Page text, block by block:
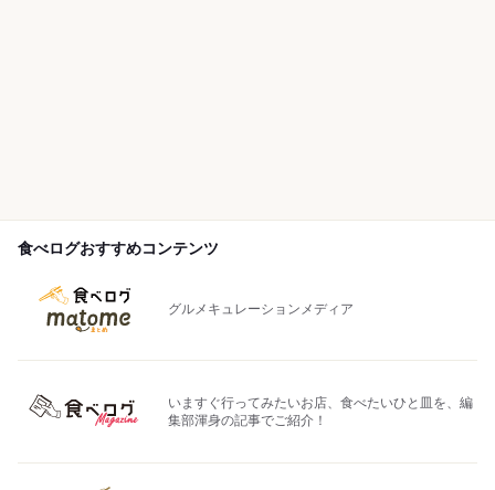
食べログおすすめコンテンツ
グルメキュレーションメディア
いますぐ行ってみたいお店、食べたいひと皿を、編
集部渾身の記事でご紹介！